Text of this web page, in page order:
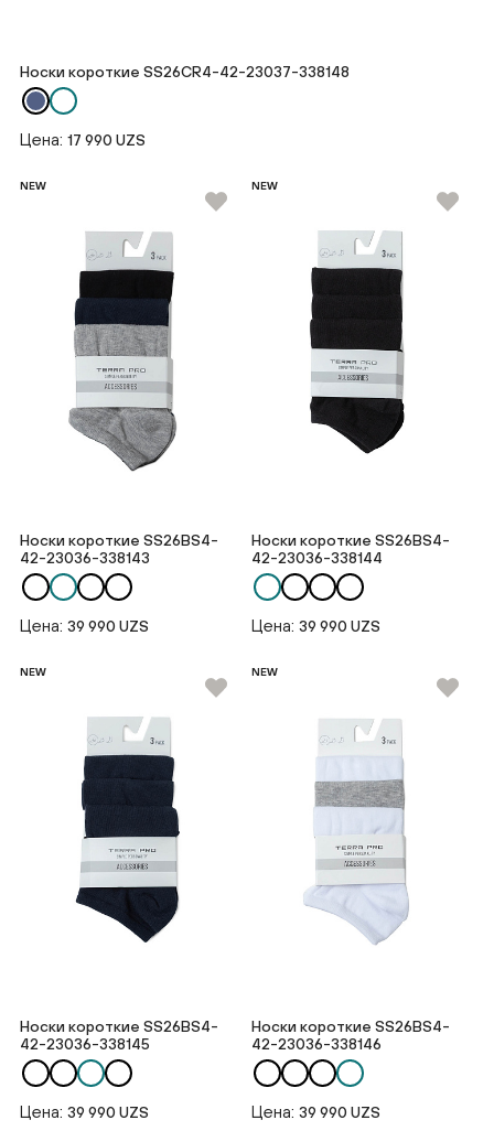
Носки короткие SS26CR4-42-23037-338148
Цена: 17 990 UZS
NEW
Носки короткие SS26BS4-
42-23036-338143
Цена: 39 990 UZS
NEW
Носки короткие SS26BS4-
42-23036-338144
Цена: 39 990 UZS
NEW
Носки короткие SS26BS4-
42-23036-338145
Цена: 39 990 UZS
NEW
Носки короткие SS26BS4-
42-23036-338146
Цена: 39 990 UZS